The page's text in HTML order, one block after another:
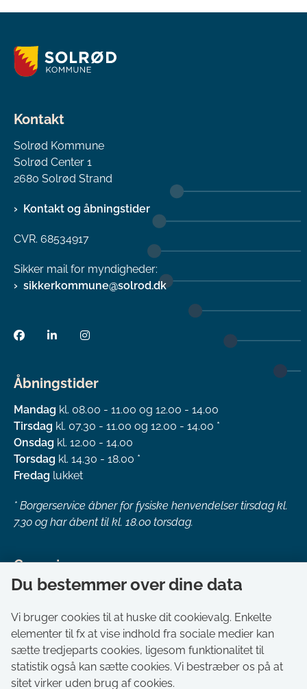
Kontakt
Solrød Kommune
Solrød Center 1
2680 Solrød Strand
Kontakt og åbningstider
CVR. 68534917
Sikker mail for myndigheder:
sikkerkommune@solrod.dk
Åbningstider
Mandag kl. 08.00 - 11.00 og 12.00 - 14.00
Tirsdag kl. 07.30 - 11.00 og 12.00 - 14.00 *
Onsdag kl. 12.00 - 14.00
Torsdag kl. 14.30 - 18.00 *
Fredag lukket
* Borgerservice åbner for fysiske henvendelser tirsdag kl.
7.30 og har åbent til kl. 18.00 torsdag.
Genveje
Om kommunen
Aktuelt
Akut hjælp
Bestil tid i Borgerservice
Ledige stillinger
Du bestemmer over dine data
Vi bruger cookies til at huske dit cookievalg. Enkelte
elementer til fx at vise indhold fra sociale medier kan
sætte tredjeparts cookies, ligesom funktionalitet til
statistik også kan sætte cookies. Vi bestræber os på at
sitet virker uden brug af cookies.